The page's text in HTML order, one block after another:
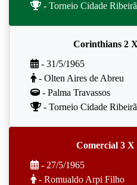
- Torneio Cidade
Corinthians 2
- 31/5/1965
- Olten Aires de Abreu
- Palma Travassos
- Torneio Cidade
Comercial 3 X
- 27/5/1965
- Romualdo Arpi Filho